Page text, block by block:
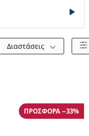
Διαστάσεις
ΠΡΟΣΦΟΡΆ −33%